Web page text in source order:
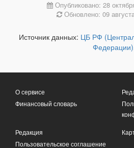
Опубликовано: 28
Обновлено: 09
Источник данных: ЦБ РФ
Федерации)
О сервисе
Финансовый словарь
Редакция
Пользовательское соглашение